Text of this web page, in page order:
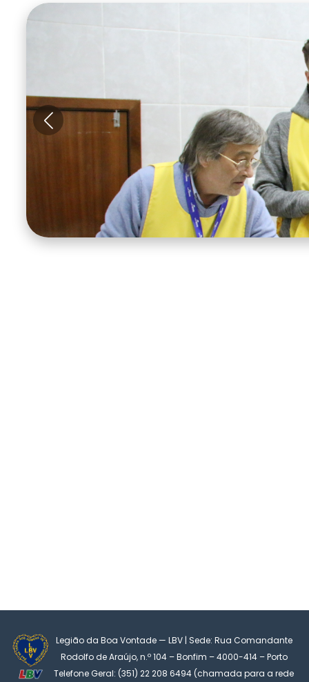
Legião da Boa Vontade — LBV | Sede: Rua Comandante
Rodolfo de Araújo, n.º 104 – Bonfim – 4000-414 – Porto
Telefone Geral: (351) 22 208 6494 (chamada para a rede